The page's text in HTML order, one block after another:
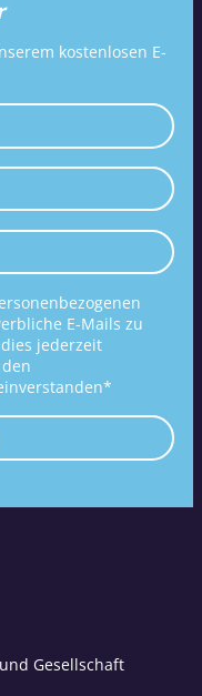
kostenlosen E-
E-Mails zu
jederzeit
Gesellschaft